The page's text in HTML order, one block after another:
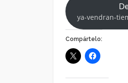
ya-vendran-
Compártelo: